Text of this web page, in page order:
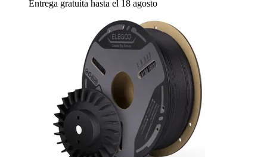
Entrega gratuita hasta el 18 agosto